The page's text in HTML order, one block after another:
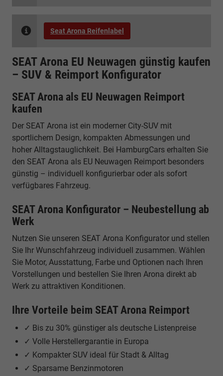
Seat Arona Reifenlabel
SEAT Arona EU Neuwagen günstig kaufen
– SUV & Reimport Konfigurator
SEAT Arona als EU Neuwagen Reimport
kaufen
Der SEAT Arona ist ein moderner City-SUV mit
sportlichem Design, kompakten Abmessungen und
hoher Alltagstauglichkeit. Bei HamburgCars erhalten Sie
den SEAT Arona als EU Neuwagen Reimport besonders
günstig – individuell konfigurierbar oder als sofort
verfügbares Fahrzeug.
SEAT Arona Konfigurator – Neubestellung ab
Werk
Nutzen Sie unseren SEAT Arona Konfigurator und stellen
Sie Ihr Wunschfahrzeug individuell zusammen. Wählen
Sie Motor, Ausstattung, Farbe und Optionen nach Ihren
Vorstellungen und bestellen Sie Ihren Arona direkt ab
Werk zu attraktiven Konditionen.
Ihre Vorteile beim SEAT Arona Reimport
✓ Bis zu 30% günstiger als deutsche Listenpreise
✓ Volle Herstellergarantie in Europa
✓ Kompakter SUV ideal für Stadt & Alltag
✓ Sparsame Benzinmotoren